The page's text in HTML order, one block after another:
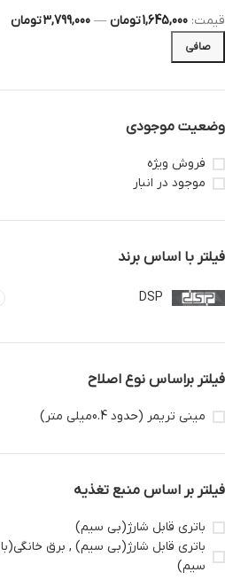
صافی
قيمت: 1,645,000 تومان — 3,799,000 تومان
وضعیت موجودی
فروش ویژه
موجود در انبار
فیلتر با اساس برند
DSP
فیلتر براساس نوع اصلاح
مینی تریمر (حدود 0.4میلی متر)
فیلتر بر اساس منبع تغذیه
باتری قابل شارژ(بی سیم)
باتری قابل شارژ(بی سیم) , برق خانگی(با
سیم)